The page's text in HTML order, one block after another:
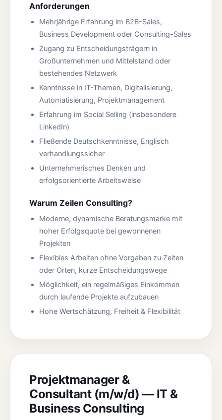
Anforderungen
Mehrjährige Erfahrung im B2B-Sales,
Business Development oder Consulting-Sales
Zugang zu Entscheidungsträgern in
Großunternehmen und Mittelstand oder
bestehendes Netzwerk
Kenntnisse in IT-Themen, Digitalisierung,
Automatisierung, Projektmanagement
Erfahrung im Social Selling (insbesondere
LinkedIn)
Fließende Deutschkenntnisse, Englisch
verhandlungssicher
Unternehmerisches Denken und
erfolgsorientierte Arbeitsweise
Warum Zeilen Consulting?
Moderne, dynamische Beratungsmarke mit
hoher Erfolgsquote bei gewonnenen
Projekten
Flexibles Arbeiten ohne Vorgaben zu Zeiten
oder Orten, kurze Entscheidungswege
Möglichkeit, ein regelmäßiges Einkommen
durch laufende Projekte aufzubauen
Hohe Wertschätzung, Freiheit & Flexibilität
Projektmanager &
Consultant (m/w/d) — IT &
Business Consulting